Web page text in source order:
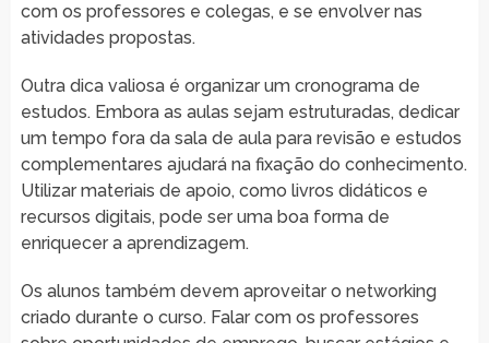
com os professores e colegas, e se envolver nas
atividades propostas.
Outra dica valiosa é organizar um cronograma de
estudos. Embora as aulas sejam estruturadas, dedicar
um tempo fora da sala de aula para revisão e estudos
complementares ajudará na fixação do conhecimento.
Utilizar materiais de apoio, como livros didáticos e
recursos digitais, pode ser uma boa forma de
enriquecer a aprendizagem.
Os alunos também devem aproveitar o networking
criado durante o curso. Falar com os professores